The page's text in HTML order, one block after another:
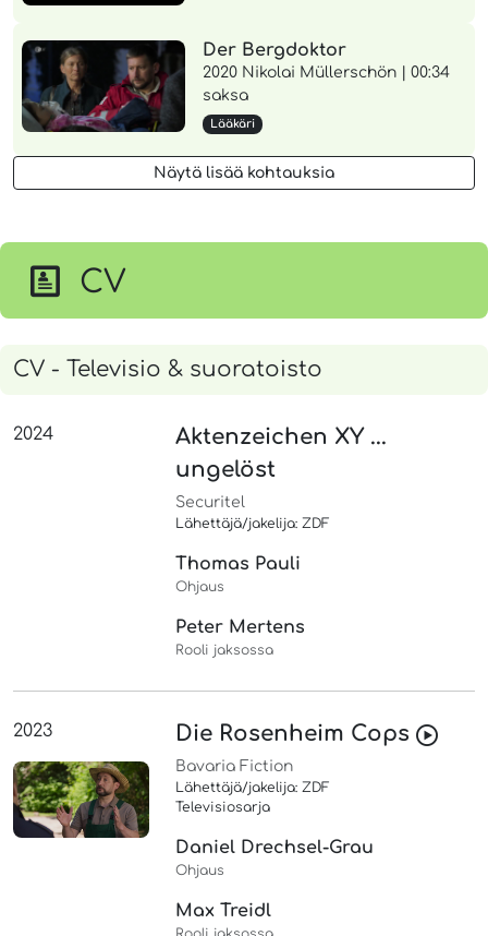
Der Bergdoktor
2020 Nikolai Müllerschön | 00:34
saksa
Lääkäri
Näytä lisää kohtauksia
CV
CV - Televisio & suoratoisto
2024
Aktenzeichen XY ...
ungelöst
Securitel
Lähettäjä/jakelija: ZDF
Thomas Pauli
Ohjaus
Peter Mertens
Rooli jaksossa
2023 Die Rosenheim Cops
Bavaria Fiction
Lähettäjä/jakelija: ZDF
Televisiosarja
Daniel Drechsel-Grau
Ohjaus
Max Treidl